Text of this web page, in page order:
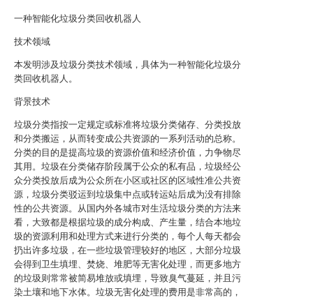
一种智能化垃圾分类回收机器人
技术领域
本发明涉及垃圾分类技术领域，具体为一种智能化垃圾分
类回收机器人。
背景技术
垃圾分类指按一定规定或标准将垃圾分类储存、分类投放
和分类搬运，从而转变成公共资源的一系列活动的总称。
分类的目的是提高垃圾的资源价值和经济价值，力争物尽
其用。垃圾在分类储存阶段属于公众的私有品，垃圾经公
众分类投放后成为公众所在小区或社区的区域性准公共资
源，垃圾分类驳运到垃圾集中点或转运站后成为没有排除
性的公共资源。从国内外各城市对生活垃圾分类的方法来
看，大致都是根据垃圾的成分构成、产生量，结合本地垃
圾的资源利用和处理方式来进行分类的，每个人每天都会
扔出许多垃圾，在一些垃圾管理较好的地区，大部分垃圾
会得到卫生填埋、焚烧、堆肥等无害化处理，而更多地方
的垃圾则常常被简易堆放或填埋，导致臭气蔓延，并且污
染土壤和地下水体。垃圾无害化处理的费用是非常高的，